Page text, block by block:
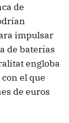
de
impulsar
de baterías
engloba
con el que
de euros